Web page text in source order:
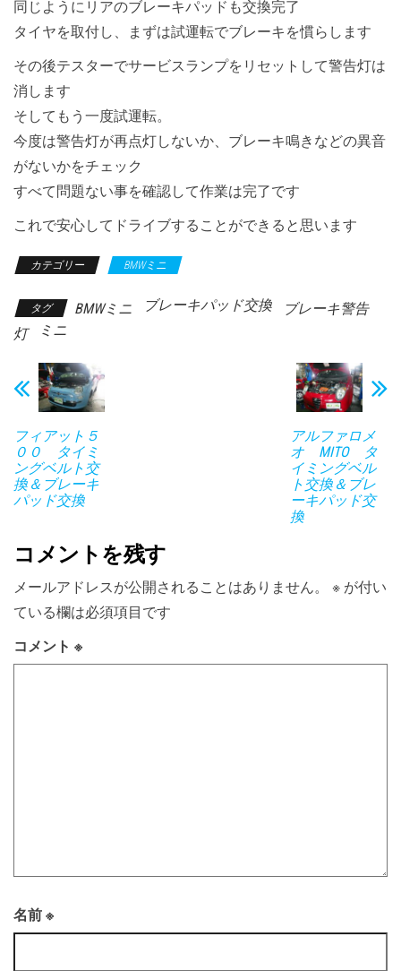
同じようにリアのブレーキパッドも交換完了
タイヤを取付し、まずは試運転でブレーキを慣らします
その後テスターでサービスランプをリセットして警告灯は
消します
そしてもう一度試運転。
今度は警告灯が再点灯しないか、ブレーキ鳴きなどの異音
がないかをチェック
すべて問題ない事を確認して作業は完了です
これで安心してドライブすることができると思います
カテゴリー BMWミニ
タグ BMWミニ ブレーキパッド交換
ブレーキ警告
灯
ミニ
フィアット５
００ タイミ
ングベルト交
換＆ブレーキ
パッド交換
アルファロメ
オ MITO タ
イミングベル
ト交換＆ブレ
ーキパッド交
換
コメントを残す
メールアドレスが公開されることはありません。 ※ が付い
ている欄は必須項目です
コメント ※
名前 ※